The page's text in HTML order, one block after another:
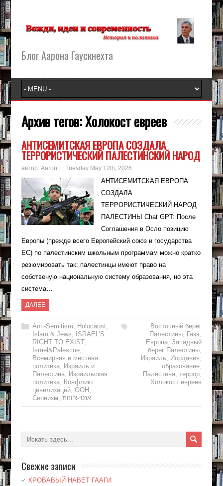
Блог Аарона Гаускнехта
Архив тегов:Холокост евреев
АНТИСЕМИТСКАЯ ЕВРОПА СОЗДАЛА
ТЕРРОРИСТИЧЕСКИЙ ПАЛЕСТИНСКИЙ НАРОД
автор: Aaron Tuesday May 12th, 2026
АНТИСЕМИТСКАЯ ЕВРОПА
СОЗДАЛА
ТЕРРОРИСТИЧЕСКИЙ НАРОД
ПАЛЕСТИНЫ Chat GPT: После
Соглашения в Осло позицию
Европы (прежде всего Европейский союз и государства
ЕС) по палестинским школьным программам можно кратко
резюмировать так: палестинцы имеют право на
собственую национальную систему образования, но эта
система…
ДАЛЕЕ
Anti-Semitism, Holocaust,
Islam & Jews,
ISRAEL'S
RIGHT TO EXIST,
Israel&Palestine,
Всемирная и местная
политика, Израиль и
Палестина, Израильская
политика, Конфликт
цивилизаций, ООН ,
Сионизм, אנטי-ציונות
Восточный берег
Палестины, Газа,
Европа,Западный
берег Палестины,
Израиль, Иордания,
образование,
Палестина,террор,
Холокост евреев
Свежие записи
КРОВАВЫЙ НАВЕТ ГААГИ